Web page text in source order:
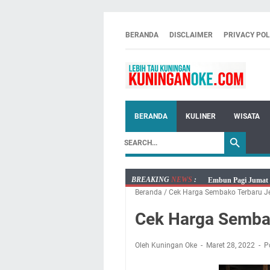
BERANDA DISCLAIMER PRIVACY
BERANDA KULINER WISATA
BREAKING NEWS :
Embun Pagi
Tetap Berjalan
Salat Lima Waktu
Menenangkan, Ini
Nobar Final Piala
Beranda / Cek Harga Sembako Terbaru
Cek Harga
Oleh Kuningan Oke Maret 28, 2022